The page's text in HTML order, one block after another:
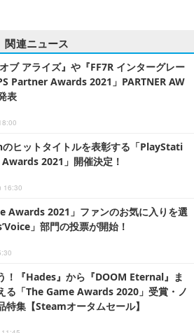
関連ニュース
オブ アライズ』や『FF7R インターグレー
Partner Awards 2021」PARTNER AW
表
ヒットタイトルを表彰する「PlayStati
2021」開催決定！
16:30
Awards 2021」ファンのお気に入りを選
」部門の投票が開始！
！『Hades』から『DOOM Eternal』ま
る「The Game Awards 2020」受賞・ノ
特集【Steamオータムセール】